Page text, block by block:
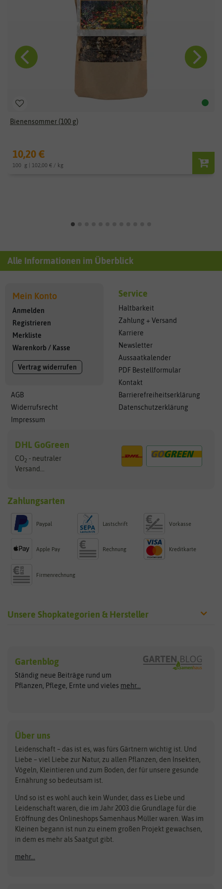
Bienensommer (100 g)
10,20 €
100 g | 102,00 € / kg
Alle Informationen im Überblick
Mein Konto
Anmelden
Registrieren
Merkliste
Warenkorb / Kasse
Vertrag widerrufen
AGB
Widerrufsrecht
Impressum
Service
Haltbarkeit
Zahlung + Versand
Karriere
Newsletter
Aussaatkalender
PDF Bestellformular
Kontakt
Barrierefreiheitserklärung
Datenschutzerklärung
DHL GoGreen
CO2 - neutraler
Versand...
Zahlungsarten
Paypal Lastschrift Vorkasse
Apple Pay Rechnung Kreditkarte
Firmenrechnung
Unsere Shopkategorien & Hersteller
Exotische Samen
Gemüsesamen
Gründünger
Kräutersamen
Obstsamen
Pilzbrut
Rasensamen
Steckzwiebeln
Zimmer & Kübelpflanzen
Kataloge
Schnäppchen
Anzucht & Gartenzubehör
Anzuchtschalen
Arche Noah
ASB Greenworld
Benary
Bingenheimer Saatgut
Bionana
BIOWOL
Blumicorn
Bûten Birds
Clever Pots
COMPO
Dürr-Samen
Feldsaaten Freudenberger
Fertil
Flora Elite
Gartenblog
Ständig neue Beiträge rund um
Pflanzen, Pflege, Ernte und vieles mehr...
Über uns
Leidenschaft – das ist es, was fürs Gärtnern wichtig ist. Und
Liebe – viel Liebe zur Natur, zu allen Pflanzen, den Insekten,
Vögeln, Kleintieren und zum Boden, der für unsere gesunde
Ernährung so bedeutsam ist.
Und so ist es wohl auch kein Wunder, dass es Liebe und
Leidenschaft waren, die im Jahr 2003 die Grundlage für die
Eröffnung des Onlineshops Samenhaus Müller waren. Was im
Kleinen begann ist nun zu einem großen Projekt gewachsen,
in dem es mehr als Saatgut gibt.
mehr...